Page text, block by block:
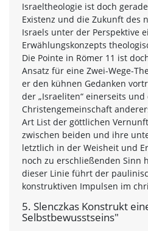
Israeltheologie ist doch
Existenz und die Zukunft des
Israels unter der Perspektive
Erwählungskonzepts
Die Pointe in Römer 11 ist
Ansatz für eine Zwei-Wege-
er den kühnen Gedanken
der „Israeliten“ einerseits und
Christengemeinschaft
Art List der göttlichen
zwischen beiden und ihre
letztlich in der Weisheit und
noch zu erschließenden Sinn
dieser Linie führt der
konstruktiven Impulsen im
5. Slenczkas Konstrukt
Selbstbewusstseins"